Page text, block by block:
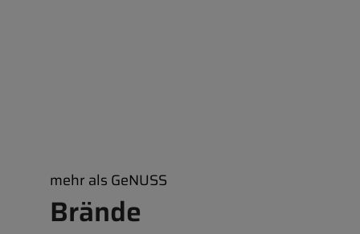
mehr als GeNUSS
Brände